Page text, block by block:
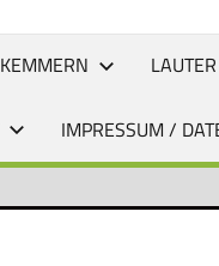
KEMMERN LAUTER
IMPRESSUM /